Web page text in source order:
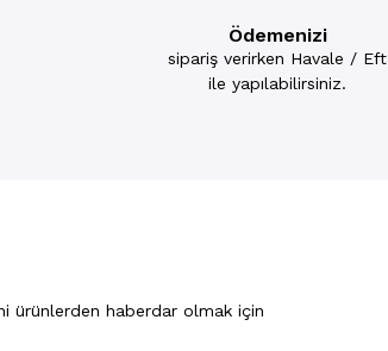
Ödemenizi
sipariş verirken Havale / Eft
ile yapılabilirsiniz.
ürünlerden haberdar olmak için